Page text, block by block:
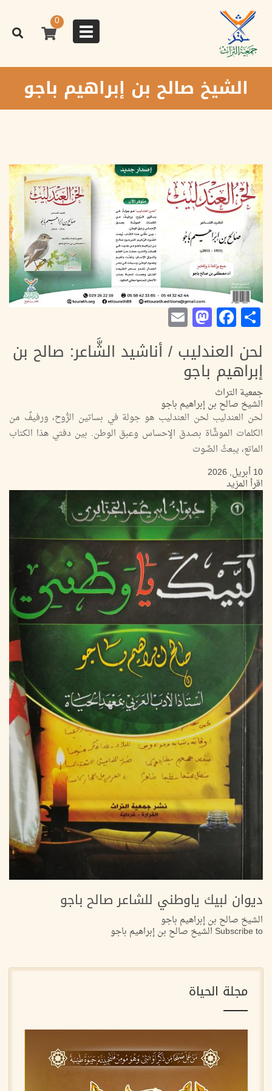
المحتوى
الرئيسي
Toggle
navigation
0
الشيخ صالح بن إبراهيم باجو
Share
Facebook
Mastodon
لحن العندليب / أناشيد الشَّاعر: صالح بن
إبراهيم باجو
جمعية التراث
الشيخ صالح بن إبراهيم باجو
لحن العندليب لحن العندليب هو جولة في بساتين الرُّوح، ورفيفٌ من
الكلمات الموشَّاة بصدق الإحساس وعبق الوطن. بين دفتي هذا الكتاب
الماتع، يبعثُ الصَّوت
10 أبريل, 2026
اقرأ المزيد
ديوان لبيك ياوطني للشاعر صالح باجو
الشيخ صالح بن إبراهيم باجو
Subscribe to الشيخ صالح بن إبراهيم باجو
مجلة الحياة